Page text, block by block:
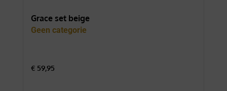
Grace set beige
Geen categorie
€ 59,95